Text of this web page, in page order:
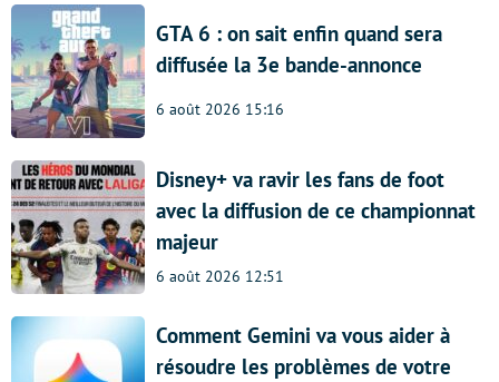
GTA 6 : on sait enfin quand sera
diffusée la 3e bande-annonce
6 août 2026 15:16
Disney+ va ravir les fans de foot
avec la diffusion de ce championnat
majeur
6 août 2026 12:51
Comment Gemini va vous aider à
résoudre les problèmes de votre